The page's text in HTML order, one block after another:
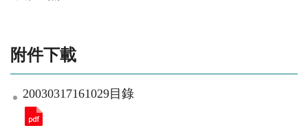
附件下載
20030317161029目錄